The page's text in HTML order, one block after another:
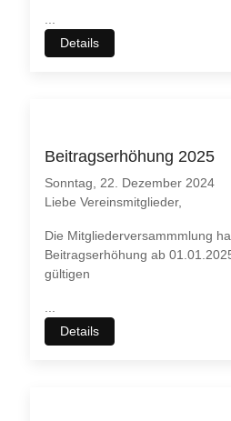
Details
Beitragserhöhung 2025
Sonntag, 22. Dezember 2024
Liebe Vereinsmitglieder,
Die Mitgliederversammmlung
Beitragserhöhung ab
gültigen
Details